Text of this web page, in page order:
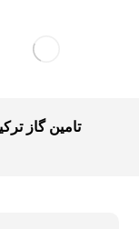
تامین گاز